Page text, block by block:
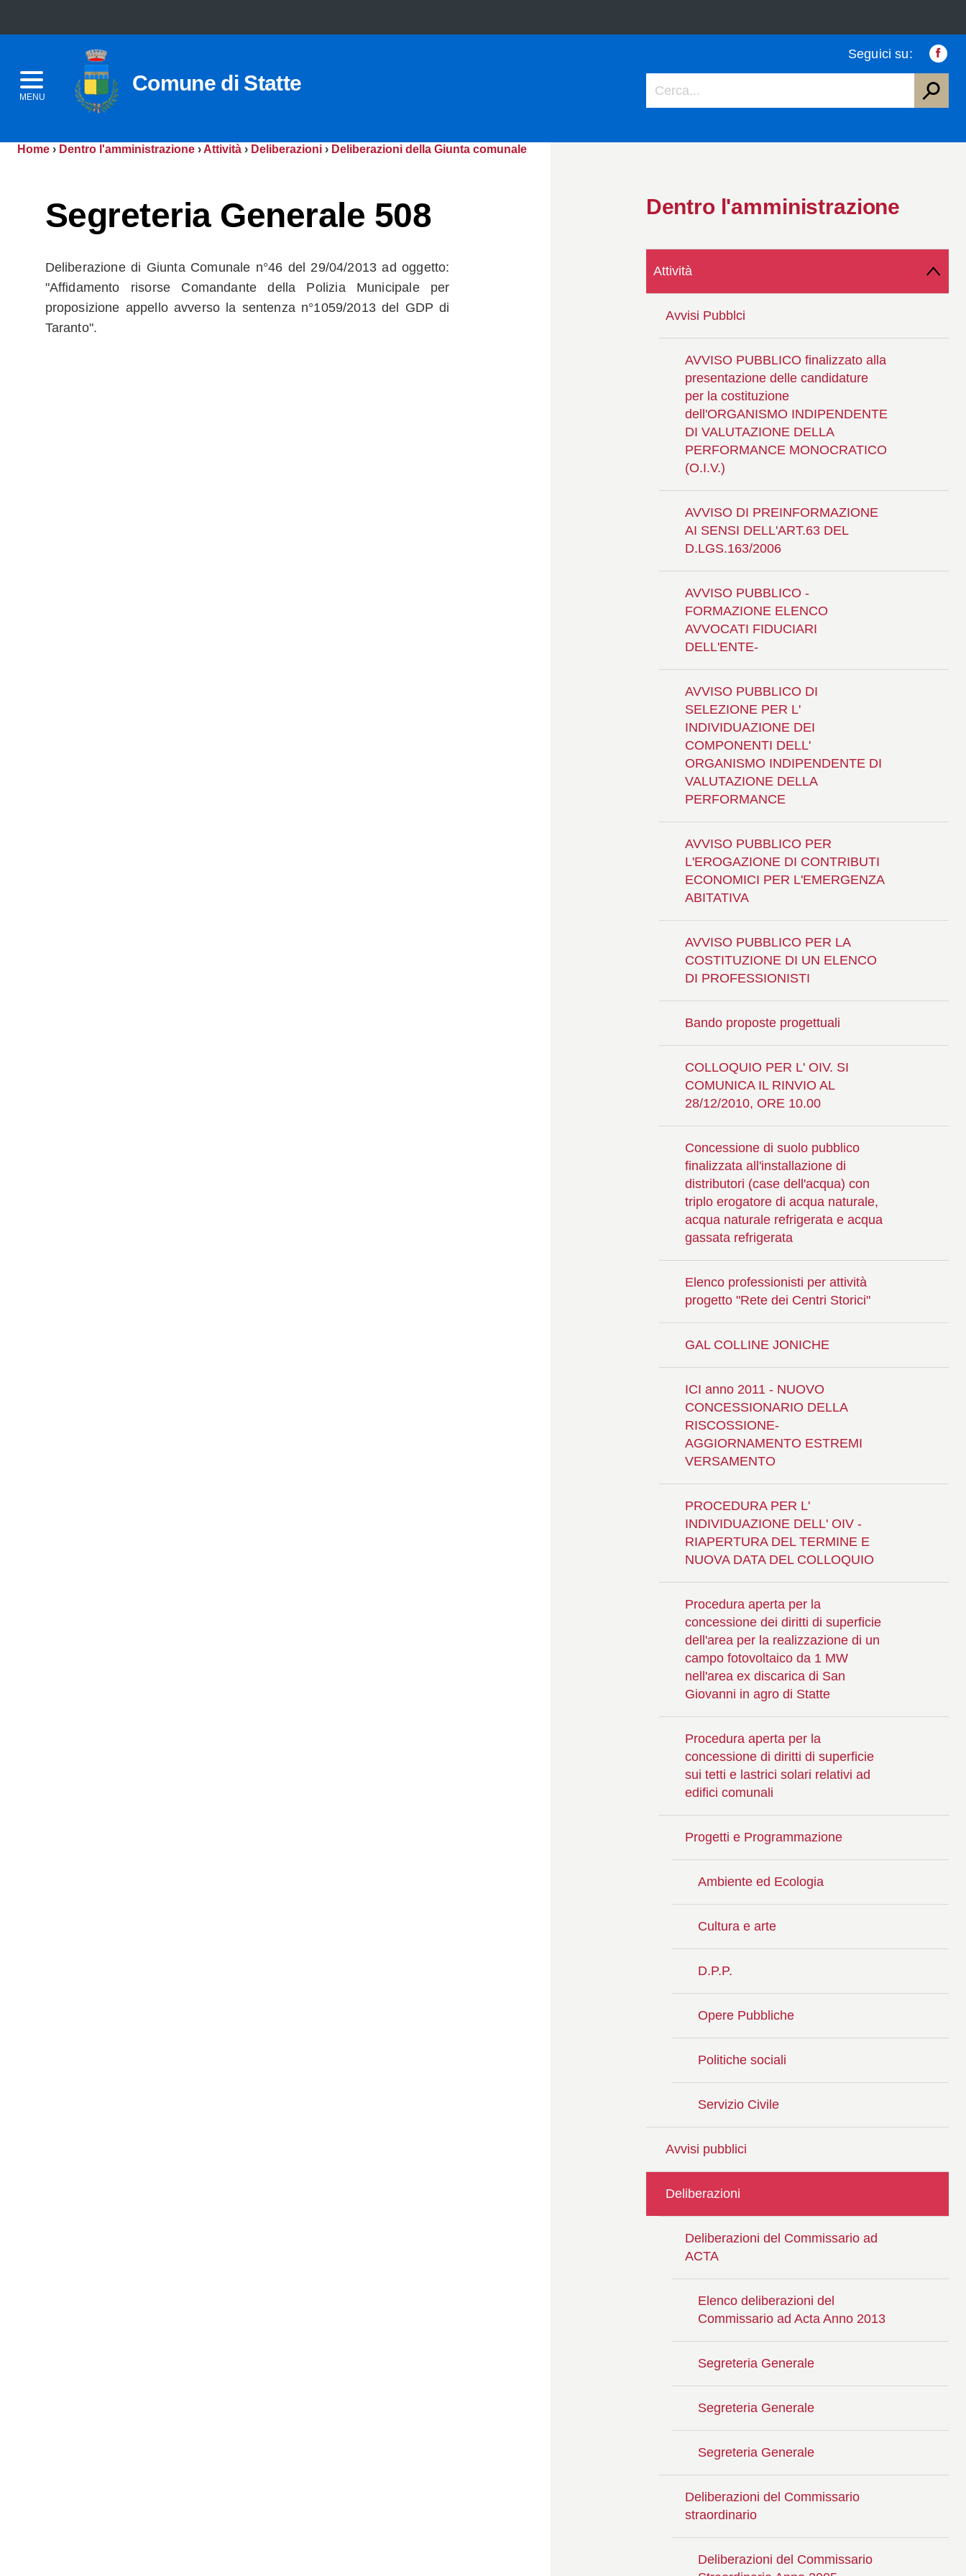
MENU
Comune di Statte
Seguici su:
Home › Dentro l'amministrazione › Attività › Deliberazioni › Deliberazioni della Giunta comunale
Segreteria Generale 508
Deliberazione di Giunta Comunale n°46 del 29/04/2013 ad oggetto:
"Affidamento risorse Comandante della Polizia Municipale per
proposizione appello avverso la sentenza n°1059/2013 del GDP di
Taranto".
Dentro l'amministrazione
Attività
Avvisi Pubblci
AVVISO PUBBLICO finalizzato alla
presentazione delle candidature
per la costituzione
dell'ORGANISMO INDIPENDENTE
DI VALUTAZIONE DELLA
PERFORMANCE MONOCRATICO
(O.I.V.)
AVVISO DI PREINFORMAZIONE
AI SENSI DELL'ART.63 DEL
D.LGS.163/2006
AVVISO PUBBLICO -
FORMAZIONE ELENCO
AVVOCATI FIDUCIARI
DELL'ENTE-
AVVISO PUBBLICO DI
SELEZIONE PER L'
INDIVIDUAZIONE DEI
COMPONENTI DELL'
ORGANISMO INDIPENDENTE DI
VALUTAZIONE DELLA
PERFORMANCE
AVVISO PUBBLICO PER
L'EROGAZIONE DI CONTRIBUTI
ECONOMICI PER L'EMERGENZA
ABITATIVA
AVVISO PUBBLICO PER LA
COSTITUZIONE DI UN ELENCO
DI PROFESSIONISTI
Bando proposte progettuali
COLLOQUIO PER L' OIV. SI
COMUNICA IL RINVIO AL
28/12/2010, ORE 10.00
Concessione di suolo pubblico
finalizzata all'installazione di
distributori (case dell'acqua) con
triplo erogatore di acqua naturale,
acqua naturale refrigerata e acqua
gassata refrigerata
Elenco professionisti per attività
progetto "Rete dei Centri Storici"
GAL COLLINE JONICHE
ICI anno 2011 - NUOVO
CONCESSIONARIO DELLA
RISCOSSIONE-
AGGIORNAMENTO ESTREMI
VERSAMENTO
PROCEDURA PER L'
INDIVIDUAZIONE DELL' OIV -
RIAPERTURA DEL TERMINE E
NUOVA DATA DEL COLLOQUIO
Procedura aperta per la
concessione dei diritti di superficie
dell'area per la realizzazione di un
campo fotovoltaico da 1 MW
nell'area ex discarica di San
Giovanni in agro di Statte
Procedura aperta per la
concessione di diritti di superficie
sui tetti e lastrici solari relativi ad
edifici comunali
Progetti e Programmazione
Ambiente ed Ecologia
Cultura e arte
D.P.P.
Opere Pubbliche
Politiche sociali
Servizio Civile
Avvisi pubblici
Deliberazioni
Deliberazioni del Commissario ad
ACTA
Elenco deliberazioni del
Commissario ad Acta Anno 2013
Segreteria Generale
Segreteria Generale
Segreteria Generale
Deliberazioni del Commissario
straordinario
Deliberazioni del Commissario